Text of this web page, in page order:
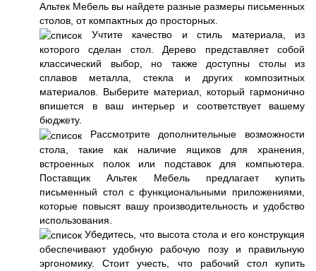
Альтек Мебель вы найдете разные размеры письменных
столов, от компактных до просторных.
Учтите качество и стиль материала, из
которого сделан стол. Дерево представляет собой
классический выбор, но также доступны столы из
сплавов металла, стекла и других композитных
материалов. Выберите материал, который гармонично
впишется в ваш интерьер и соответствует вашему
бюджету.
Рассмотрите дополнительные возможности
стола, такие как наличие ящиков для хранения,
встроенных полок или подставок для компьютера.
Поставщик Альтек Мебель предлагает купить
письменный стол с функциональными приложениями,
которые повысят вашу производительность и удобство
использования.
Убедитесь, что высота стола и его конструкция
обеспечивают удобную рабочую позу и правильную
эргономику. Стоит учесть, что рабочий стол купить